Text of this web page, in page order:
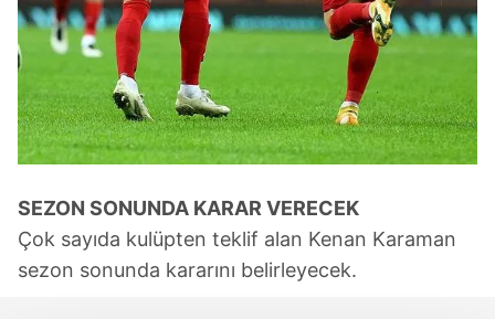
SEZON SONUNDA KARAR VERECEK
Çok sayıda kulüpten teklif alan Kenan Karaman
sezon sonunda kararını belirleyecek.